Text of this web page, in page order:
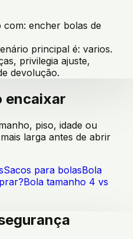
com: encher bolas de
principal é: varios.
privilegia ajuste,
devolução.
encaixar
piso, idade ou
larga antes de abrir
Sacos para bolasBola
Bola tamanho 4 vs